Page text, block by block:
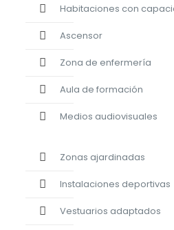
Habitaciones con
Ascensor
Zona de enfermería
Aula de formación
Medios audiovisuales
Zonas ajardinadas
Instalaciones deportivas
Vestuarios adaptados